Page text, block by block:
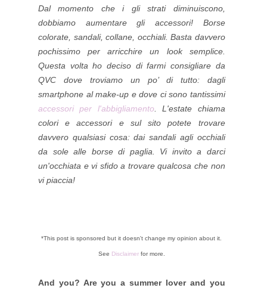
Dal momento che i gli strati diminuiscono,
dobbiamo aumentare gli accessori! Borse
colorate, sandali, collane, occhiali. Basta davvero
pochissimo per arricchire un look semplice.
Questa volta ho deciso di farmi consigliare da
QVC dove troviamo un po’ di tutto: dagli
smartphone al make-up e dove ci sono tantissimi
accessori per l'abbigliamento . L'estate chiama
colori e accessori e sul sito potete trovare
davvero qualsiasi cosa: dai sandali agli occhiali
da sole alle borse di paglia. Vi invito a darci
un'occhiata e vi sfido a trovare qualcosa che non
vi piaccia!
*This post is sponsored but it doesn't change my opinion about it.
See Disclaimerfor more.
And you? Are you a summer lover and you